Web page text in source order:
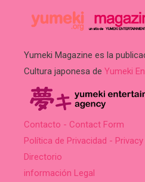
Yumeki Magazine es la
Cultura japonesa de Yumeki
Contacto - Contact Form
Política de Privacidad -
Directorio
información Legal